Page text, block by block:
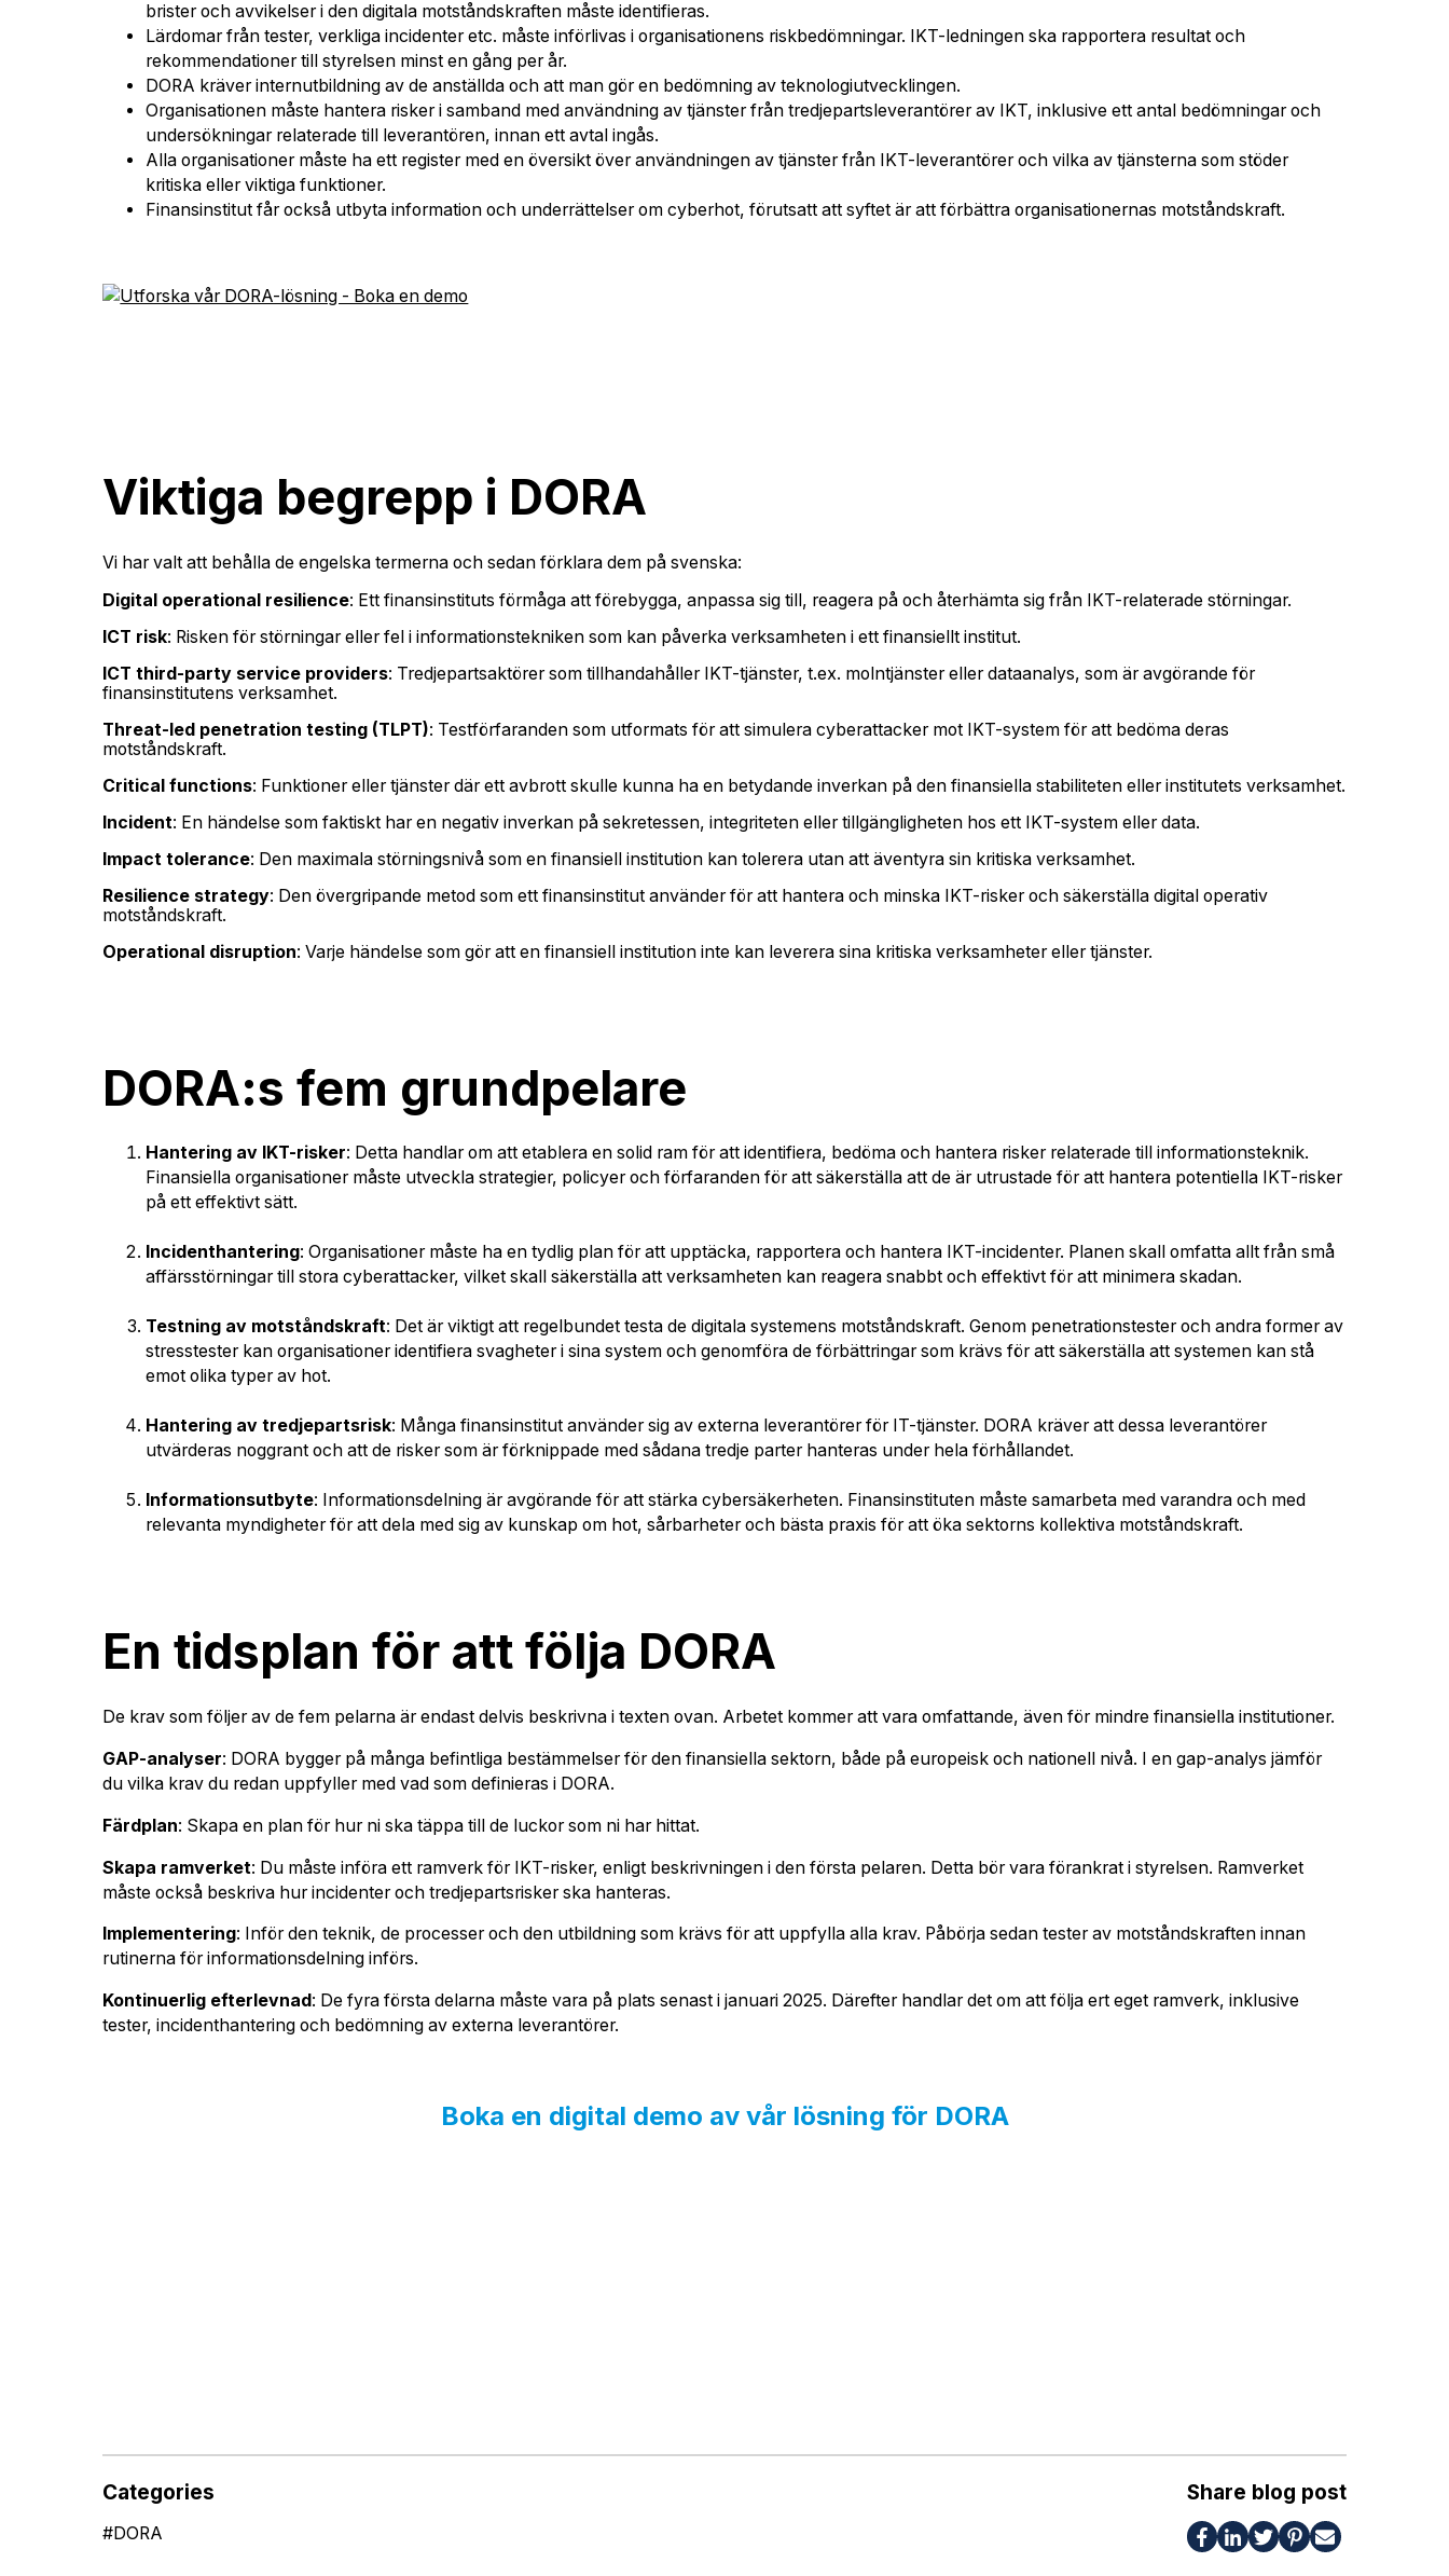
brister och avvikelser i den digitala motståndskraften måste identifieras.
Lärdomar från tester, verkliga incidenter etc. måste införlivas i organisationens riskbedömningar. IKT-ledningen ska rapportera resultat och
rekommendationer till styrelsen minst en gång per år.
DORA kräver internutbildning av de anställda och att man gör en bedömning av teknologiutvecklingen.
Organisationen måste hantera risker i samband med användning av tjänster från tredjepartsleverantörer av IKT, inklusive ett antal bedömningar och
undersökningar relaterade till leverantören, innan ett avtal ingås.
Alla organisationer måste ha ett register med en översikt över användningen av tjänster från IKT-leverantörer och vilka av tjänsterna som stöder
kritiska eller viktiga funktioner.
Finansinstitut får också utbyta information och underrättelser om cyberhot, förutsatt att syftet är att förbättra organisationernas motståndskraft.
Viktiga begrepp i DORA
Vi har valt att behålla de engelska termerna och sedan förklara dem på svenska:
Digital operational resilience: Ett finansinstituts förmåga att förebygga, anpassa sig till, reagera på och återhämta sig från IKT-relaterade störningar.
ICT risk: Risken för störningar eller fel i informationstekniken som kan påverka verksamheten i ett finansiellt institut.
ICT third-party service providers: Tredjepartsaktörer som tillhandahåller IKT-tjänster, t.ex. molntjänster eller dataanalys, som är avgörande för
finansinstitutens verksamhet.
Threat-led penetration testing (TLPT): Testförfaranden som utformats för att simulera cyberattacker mot IKT-system för att bedöma deras
motståndskraft.
Critical functions: Funktioner eller tjänster där ett avbrott skulle kunna ha en betydande inverkan på den finansiella stabiliteten eller institutets verksamhet.
Incident: En händelse som faktiskt har en negativ inverkan på sekretessen, integriteten eller tillgängligheten hos ett IKT-system eller data.
Impact tolerance: Den maximala störningsnivå som en finansiell institution kan tolerera utan att äventyra sin kritiska verksamhet.
Resilience strategy: Den övergripande metod som ett finansinstitut använder för att hantera och minska IKT-risker och säkerställa digital operativ
motståndskraft.
Operational disruption: Varje händelse som gör att en finansiell institution inte kan leverera sina kritiska verksamheter eller tjänster.
DORA:s fem grundpelare
Hantering av IKT-risker: Detta handlar om att etablera en solid ram för att identifiera, bedöma och hantera risker relaterade till informationsteknik.
Finansiella organisationer måste utveckla strategier, policyer och förfaranden för att säkerställa att de är utrustade för att hantera potentiella IKT-risker
på ett effektivt sätt.
Incidenthantering: Organisationer måste ha en tydlig plan för att upptäcka, rapportera och hantera IKT-incidenter. Planen skall omfatta allt från små
affärsstörningar till stora cyberattacker, vilket skall säkerställa att verksamheten kan reagera snabbt och effektivt för att minimera skadan.
Testning av motståndskraft: Det är viktigt att regelbundet testa de digitala systemens motståndskraft. Genom penetrationstester och andra former av
stresstester kan organisationer identifiera svagheter i sina system och genomföra de förbättringar som krävs för att säkerställa att systemen kan stå
emot olika typer av hot.
Hantering av tredjepartsrisk: Många finansinstitut använder sig av externa leverantörer för IT-tjänster. DORA kräver att dessa leverantörer
utvärderas noggrant och att de risker som är förknippade med sådana tredje parter hanteras under hela förhållandet.
Informationsutbyte: Informationsdelning är avgörande för att stärka cybersäkerheten. Finansinstituten måste samarbeta med varandra och med
relevanta myndigheter för att dela med sig av kunskap om hot, sårbarheter och bästa praxis för att öka sektorns kollektiva motståndskraft.
En tidsplan för att följa DORA
De krav som följer av de fem pelarna är endast delvis beskrivna i texten ovan. Arbetet kommer att vara omfattande, även för mindre finansiella institutioner.
GAP-analyser: DORA bygger på många befintliga bestämmelser för den finansiella sektorn, både på europeisk och nationell nivå. I en gap-analys jämför
du vilka krav du redan uppfyller med vad som definieras i DORA.
Färdplan: Skapa en plan för hur ni ska täppa till de luckor som ni har hittat.
Skapa ramverket: Du måste införa ett ramverk för IKT-risker, enligt beskrivningen i den första pelaren. Detta bör vara förankrat i styrelsen. Ramverket
måste också beskriva hur incidenter och tredjepartsrisker ska hanteras.
Implementering: Inför den teknik, de processer och den utbildning som krävs för att uppfylla alla krav. Påbörja sedan tester av motståndskraften innan
rutinerna för informationsdelning införs.
Kontinuerlig efterlevnad : De fyra första delarna måste vara på plats senast i januari 2025. Därefter handlar det om att följa ert eget ramverk, inklusive
tester, incidenthantering och bedömning av externa leverantörer.
Boka en digital demo av vår lösning för DORA
Categories
#DORA
Share blog post